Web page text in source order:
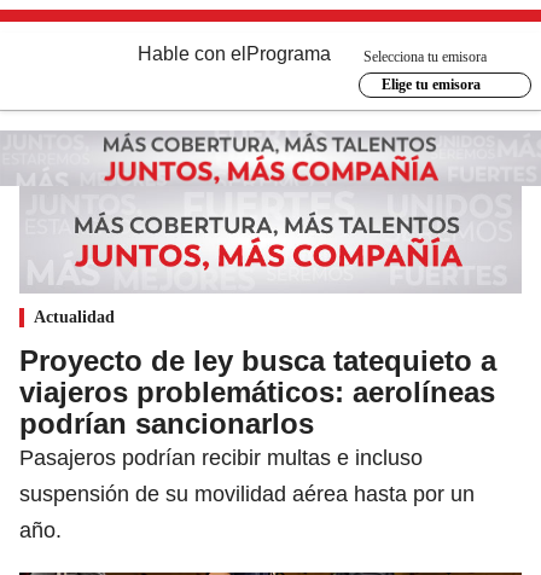
Hable con el Programa
Selecciona tu emisora
Elige tu emisora
Actualidad
Proyecto de ley busca tatequieto a
viajeros problemáticos: aerolíneas
podrían sancionarlos
Pasajeros podrían recibir multas e incluso
suspensión de su movilidad aérea hasta por un
año.